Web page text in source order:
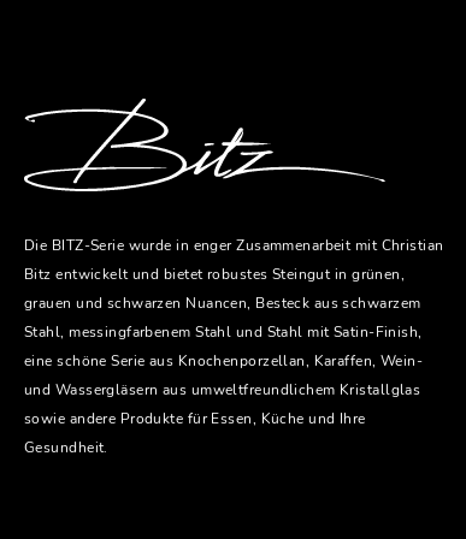
Die BITZ-Serie wurde in enger Zusammenarbeit mit Christian
Bitz entwickelt und bietet robustes Steingut in grünen,
grauen und schwarzen Nuancen, Besteck aus schwarzem
Stahl, messingfarbenem Stahl und Stahl mit Satin-Finish,
eine schöne Serie aus Knochenporzellan, Karaffen, Wein-
und Wassergläsern aus umweltfreundlichem Kristallglas
sowie andere Produkte für Essen, Küche und Ihre
Gesundheit.